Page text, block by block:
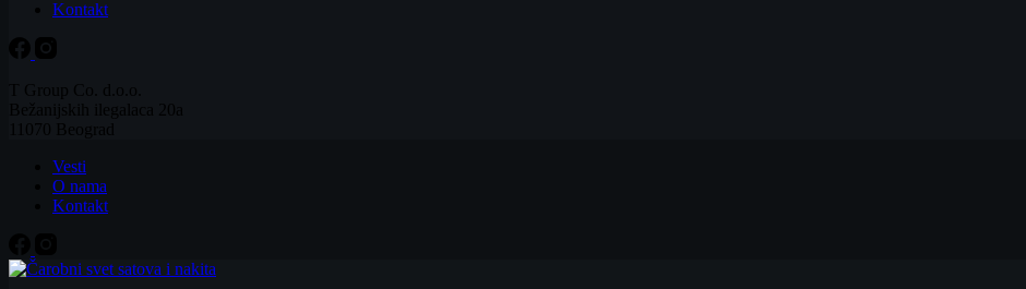
Kontakt
T Group Co. d.o.o.
Bežanijskih ilegalaca 20a
11070 Beograd
Vesti
O nama
Kontakt